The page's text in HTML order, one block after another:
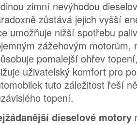
zimní nevýhodou
zůstává jejich vyšší
umožňuje nižší spotřebu
zážehovým motorům,
pomalejší ohřev
uživatelský komfort pro
tuto záležitost řeší
topení.
dieselové motory